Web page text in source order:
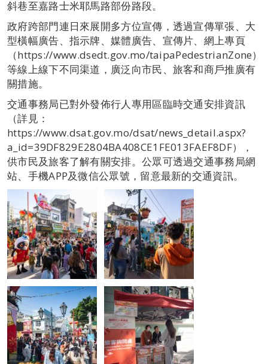
斜巷至嘉路士米耶馬路部份路段。
政府跨部門連日來展開多方位宣傳，透過宣傳單張、大
型橫幅廣告、指示牌、媒體廣告、宣傳片、網上專頁
（https://www.dsedt.gov.mo/taipaPedestrianZone）
等線上線下不同渠道，廣泛向市民、旅客和商戶推廣有
關措施。
交通事務局已對外發佈行人專用區臨時交通安排資訊
（詳見：
https://www.dsat.gov.mo/dsat/news_detail.aspx?
a_id=39DF829E2804BA408CE1FE013FAEF8DF），
供市民及旅客了解有關安排。公眾可透過交通事務局網
站、手機APP及微信公眾號，留意最新的交通資訊。